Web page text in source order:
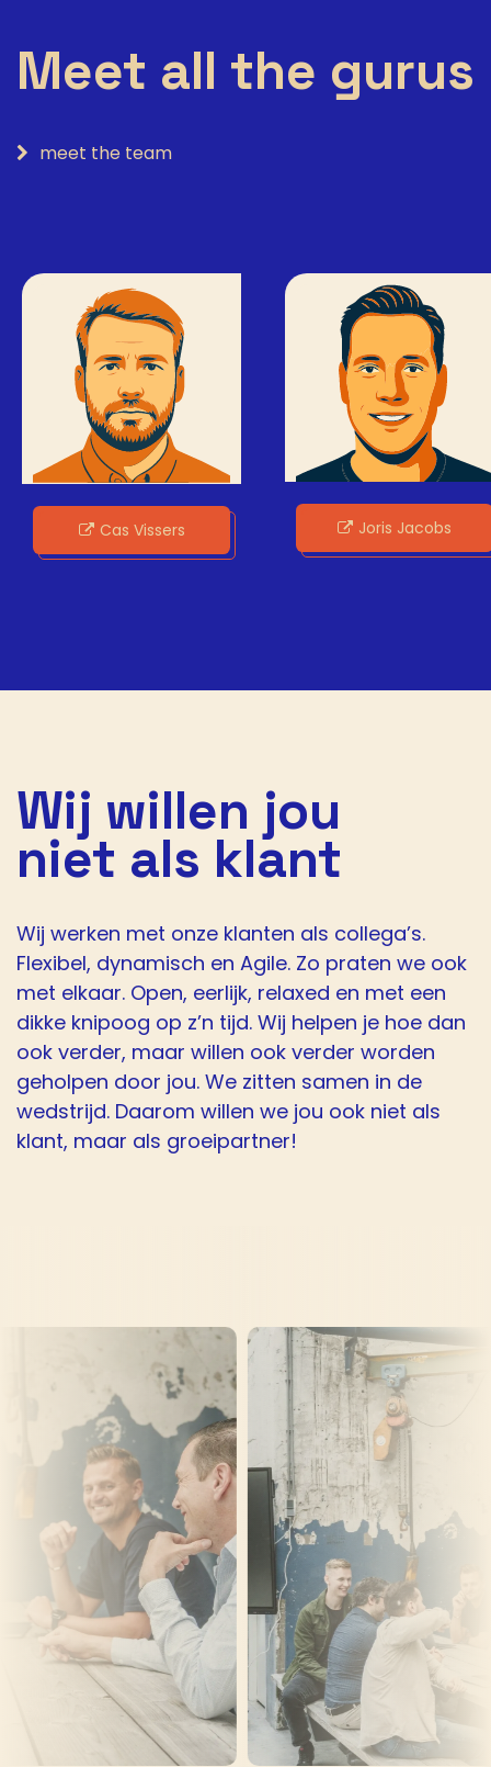
Meet all the gurus
meet the team
Cas Vissers Joris Jacobs
Wij willen jou
niet als klant
Wij werken met onze klanten als collega’s.
Flexibel, dynamisch en Agile. Zo praten we ook
met elkaar. Open, eerlijk, relaxed en met een
dikke knipoog op z’n tijd. Wij helpen je hoe dan
ook verder, maar willen ook verder worden
geholpen door jou. We zitten samen in de
wedstrijd. Daarom willen we jou ook niet als
klant, maar als groeipartner!